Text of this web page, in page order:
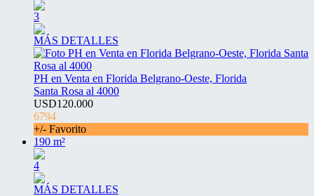
3
MÁS DETALLES
PH en Venta en Florida Belgrano-Oeste, Florida
Santa Rosa al 4000
USD120.000
6794
+/- Favorito
190 m²
4
MÁS DETALLES